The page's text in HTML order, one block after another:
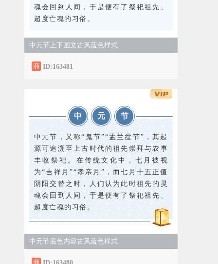
魂会回到人间，于是便有了祭祀祖先、
超度亡魂的习俗。
中元节上下图文古风蓝色样式
ID:163481
中 元 节
中元节，又称“鬼节”“盂兰盆节”，其起
源可追溯至上古时代的祖先崇拜与农事
丰收祭祀。在传统文化中，七月被视
为“吉祥月”“孝亲月”，而七月十五正值
阴阳交替之时，人们认为此时祖先的灵
魂会回到人间，于是便有了祭祀祖先、
超度亡魂的习俗。
中元节底色内容古风蓝色样式